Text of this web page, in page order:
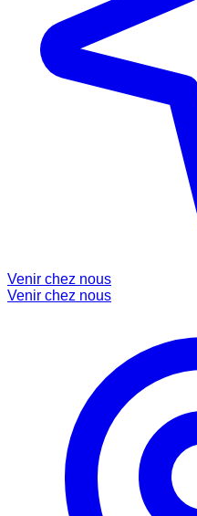
Venir chez nous
Venir chez nous